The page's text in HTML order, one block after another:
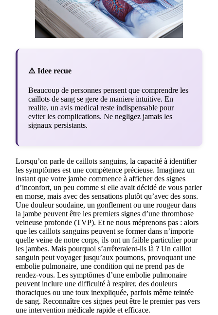
⚠️ Idee recue
Beaucoup de personnes pensent que comprendre les
caillots de sang se gere de maniere intuitive. En
realite, un avis medical reste indispensable pour
eviter les complications. Ne negligez jamais les
signaux persistants.
Lorsqu’on parle de caillots sanguins, la capacité à identifier
les symptômes est une compétence précieuse. Imaginez un
instant que votre jambe commence à afficher des signes
d’inconfort, un peu comme si elle avait décidé de vous parler
en morse, mais avec des sensations plutôt qu’avec des sons.
Une douleur soudaine, un gonflement ou une rougeur dans
la jambe peuvent être les premiers signes d’une thrombose
veineuse profonde (TVP). Et ne nous méprenons pas : alors
que les caillots sanguins peuvent se former dans n’importe
quelle veine de notre corps, ils ont un faible particulier pour
les jambes. Mais pourquoi s’arrêteraient-ils là ? Un caillot
sanguin peut voyager jusqu’aux poumons, provoquant une
embolie pulmonaire, une condition qui ne prend pas de
rendez-vous. Les symptômes d’une embolie pulmonaire
peuvent inclure une difficulté à respirer, des douleurs
thoraciques ou une toux inexpliquée, parfois même teintée
de sang. Reconnaître ces signes peut être le premier pas vers
une intervention médicale rapide et efficace.